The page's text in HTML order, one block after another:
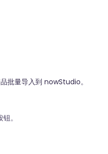
批量导入到 nowStudio。
钮。